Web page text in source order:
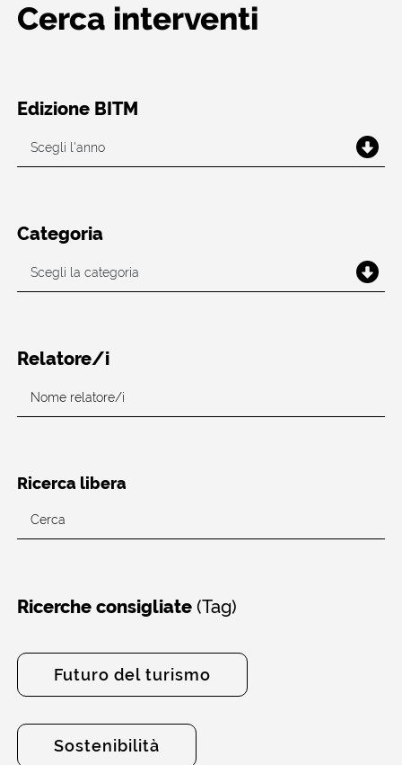
Cerca interventi
Edizione BITM
Categoria
Relatore/i
Ricerca libera
Ricerche consigliate(Tag)
Futuro del turismo
Sostenibilità